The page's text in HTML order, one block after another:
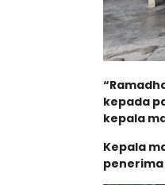
kepada
kepala
Kepala